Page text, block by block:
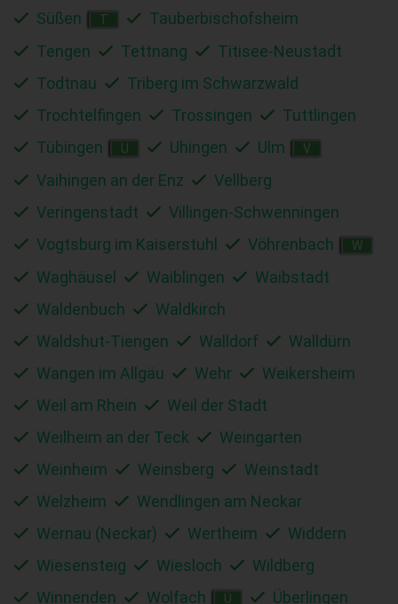
Süßen
T
Tauberbischofsheim
Tengen
Tettnang
Titisee-Neustadt
Todtnau
Triberg im Schwarzwald
Trochtelfingen
Trossingen
Tuttlingen
Tübingen
U Uhingen Ulm V
Vaihingen an der Enz
Vellberg
Veringenstadt
Villingen-Schwenningen
Vogtsburg im Kaiserstuhl
Vöhrenbach W
Waghäusel Waiblingen
Waibstadt
Waldenbuch
Waldkirch
Waldshut-Tiengen
Walldorf
Walldürn
Wangen im Allgäu
Wehr
Weikersheim
Weil am Rhein
Weil der Stadt
Weilheim an der Teck
Weingarten
Weinheim
Weinsberg
Weinstadt
Welzheim
Wendlingen am Neckar
Wernau (Neckar)
Wertheim
Widdern
Wiesensteig
Wiesloch
Wildberg
Winnenden
Wolfach Ü Überlingen